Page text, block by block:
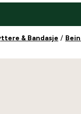
& Bandasje